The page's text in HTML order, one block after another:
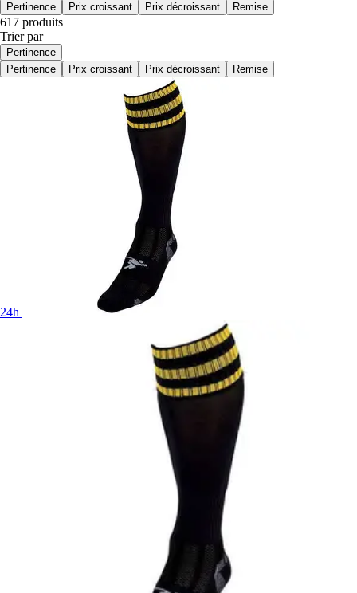
Pertinence
Prix croissant Prix décroissant Remise
617 produits
Trier par
Pertinence
Pertinence
Prix croissant Prix décroissant Remise
24h